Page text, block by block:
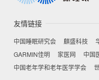
友情链接
中国睡眠研究会 麒盛科技
GARMIN佳明
家医网 中国
中国老年学和老年医学学会